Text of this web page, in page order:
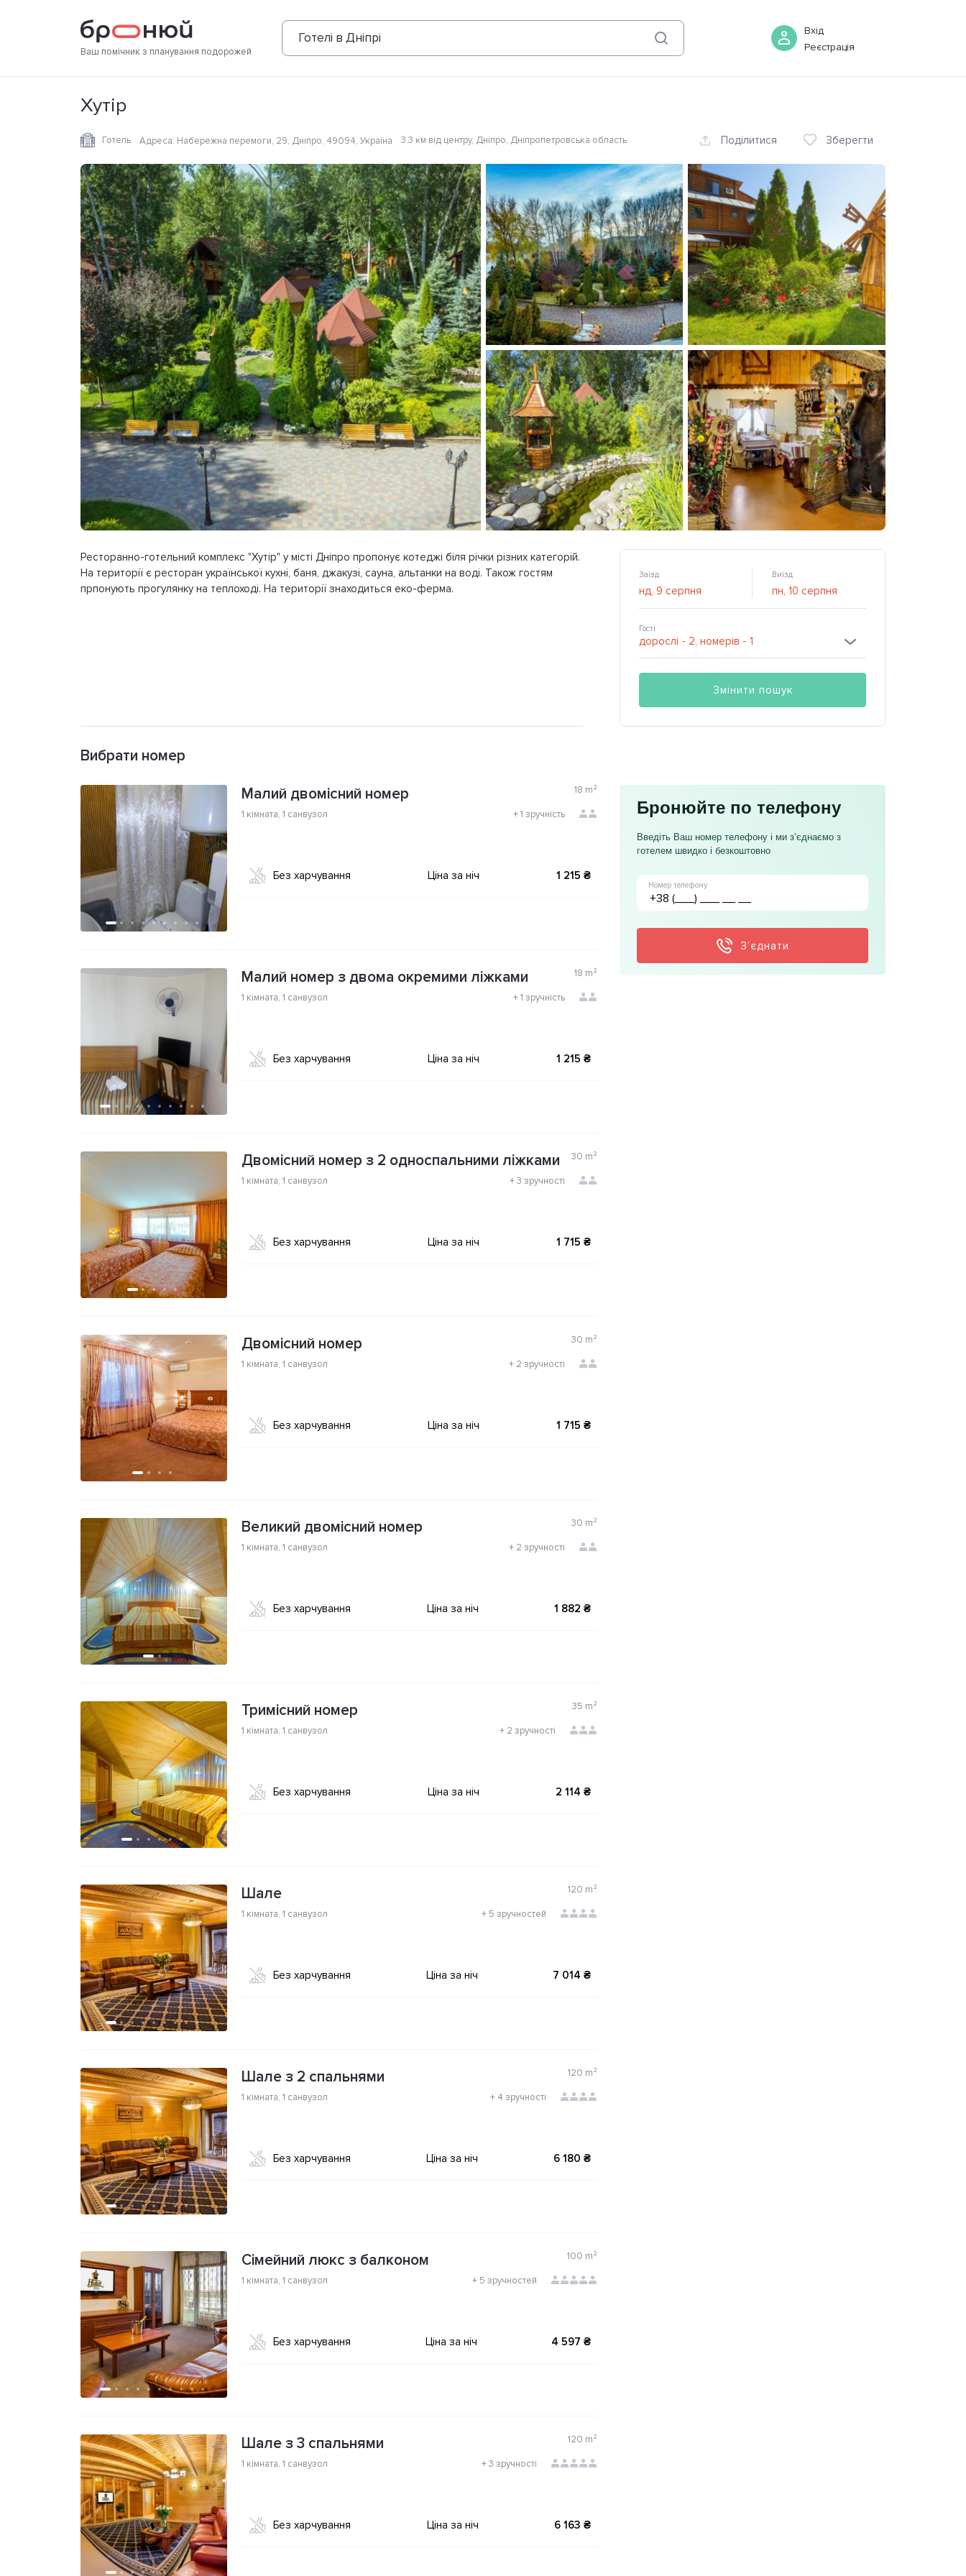
Ваш помічник з планування подорожей
Готелі в Дніпрі
Вхід
Реєстрація
Фотографії Зручності Розташування 09 серпня Бронювати
Хутір
Готель Адреса: Набережна перемоги, 29, Дніпро, 49094, Україна 3.3 км від центру, Дніпро, Дніпропетровська область Поділитися Зберегти
Ресторанно-готельний комплекс "Хутір" у місті Дніпро пропонує котеджі біля річки різних категорій.
На території є ресторан української кухні, баня, джакузі, сауна, альтанки на воді. Також гостям
прпонують прогулянку на теплоході. На території знаходиться еко-ферма.
Заїзд Виїзд
Гості
Змінити пошук
Вибрати номер
Малий двомісний номер 18 m²
1 кімната, 1 санвузол +1 зручність
Без харчування Ціна за ніч 1 215 ₴
Малий номер з двома окремими ліжками 18 m²
1 кімната, 1 санвузол +1 зручність
Без харчування Ціна за ніч 1 215 ₴
Двомісний номер з 2 односпальними ліжками 30 m²
1 кімната, 1 санвузол +3 зручності
Без харчування Ціна за ніч 1 715 ₴
Двомісний номер 30 m²
1 кімната, 1 санвузол + 2 зручності
Без харчування Ціна за ніч 1 715 ₴
Великий двомісний номер 30 m²
1 кімната, 1 санвузол + 2 зручності
Без харчування Ціна за ніч 1 882 ₴
Тримісний номер 35 m²
1 кімната, 1 санвузол + 2 зручності
Без харчування Ціна за ніч 2 114 ₴
Шале 120 m²
1 кімната, 1 санвузол + 5 зручностей
Без харчування Ціна за ніч 7 014 ₴
Шале з 2 спальнями 120 m²
1 кімната, 1 санвузол + 4 зручності
Без харчування Ціна за ніч 6 180 ₴
Сімейний люкс з балконом 100 m²
1 кімната, 1 санвузол + 5 зручностей
Без харчування Ціна за ніч 4 597 ₴
Шале з 3 спальнями 120 m²
1 кімната, 1 санвузол +3 зручності
Без харчування Ціна за ніч 6 163 ₴
Бронюйте по телефону
Введіть Ваш номер телефону і ми з’єднаємо з
готелем швидко і безкоштовно
Номер телефону
З’єднати